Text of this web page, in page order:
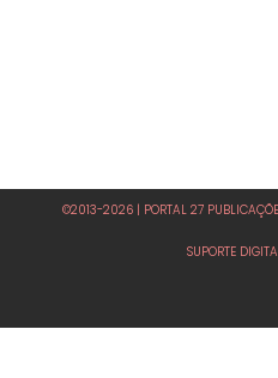
©2013-2026 | PORTAL 27
SUPORTE